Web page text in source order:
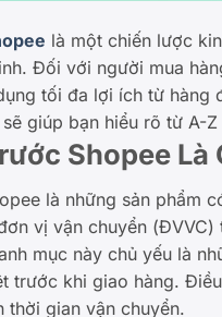
là một chiến lược
Đối với người mua
tối đa lợi ích từ
giúp bạn hiểu rõ từ A-
Shopee Là
là những sản phẩm
vị vận chuyển
mục này chủ yếu là
trước khi giao hàng.
thời gian vận chuyển.